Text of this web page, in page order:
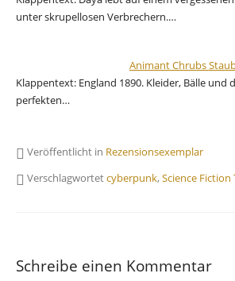
unter skrupellosen Verbrechern.…
Animant Chrubs
Klappentext: England 1890. Kleider, Bälle und
perfekten…
Veröffentlicht in Rezensionsexemplar
Verschlagwortetcyberpunk,Science Fiction
Schreibe einen Kommentar